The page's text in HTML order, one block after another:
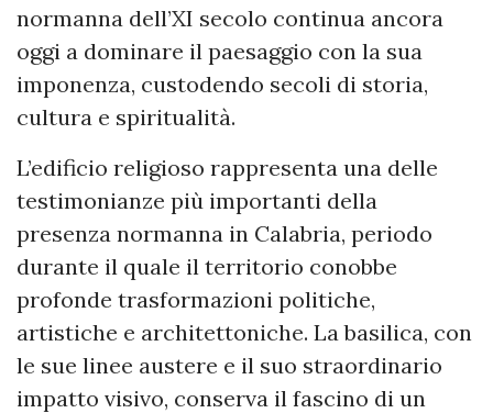
normanna dell’XI secolo continua ancora
oggi a dominare il paesaggio con la sua
imponenza, custodendo secoli di storia,
cultura e spiritualità.
L’edificio religioso rappresenta una delle
testimonianze più importanti della
presenza normanna in Calabria, periodo
durante il quale il territorio conobbe
profonde trasformazioni politiche,
artistiche e architettoniche. La basilica, con
le sue linee austere e il suo straordinario
impatto visivo, conserva il fascino di un